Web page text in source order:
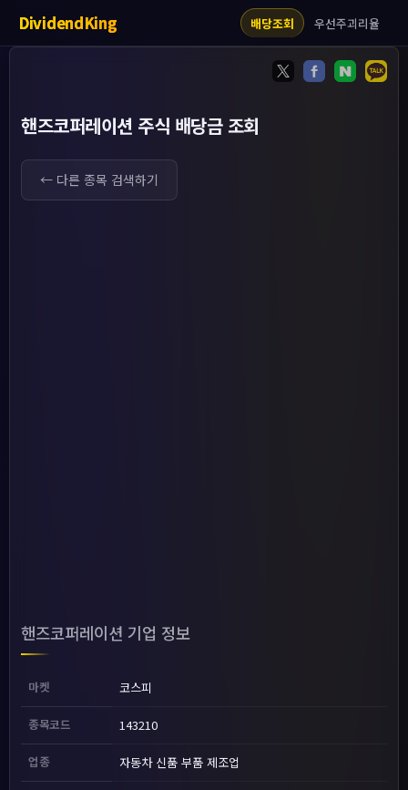
DividendKing 배당조회 우선주괴리율
핸즈코퍼레이션 주식 배당금 조회
← 다른 종목 검색하기
핸즈코퍼레이션 기업 정보
마켓 코스피
종목코드 143210
업종 자동차 신품 부품 제조업